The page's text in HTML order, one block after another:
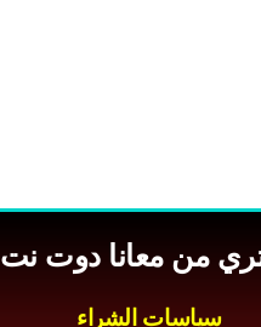
من معانا دوت نت
سياسات الشراء